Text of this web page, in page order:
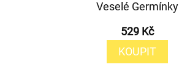
Veselé Germínky
529 Kč
KOUPIT